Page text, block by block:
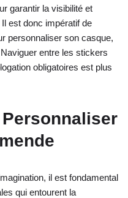
garantir la visibilité et
Il est donc impératif de
personnaliser son casque,
entre les stickers
obligatoires est plus
il est fondamental
qui entourent la